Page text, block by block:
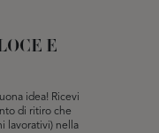
E
idea! Ricevi
di ritiro che
lavorativi) nella